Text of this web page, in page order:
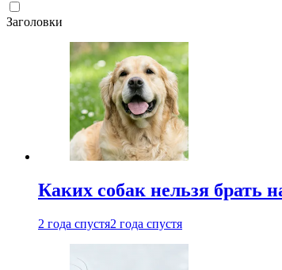
Заголовки
Каких собак нельзя брать
2 года спустя2 года спустя